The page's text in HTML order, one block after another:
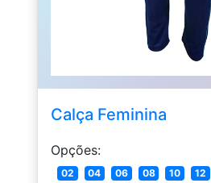
Calça Feminina
Opções:
02 04 06 08 10 12